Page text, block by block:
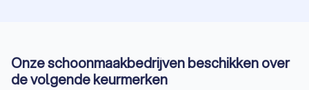
Onze schoonmaakbedrijven beschikken over
de volgende keurmerken